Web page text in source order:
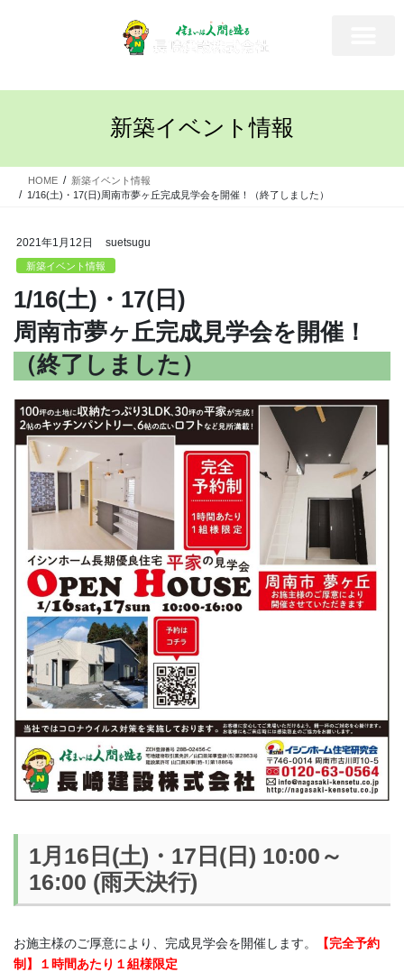
新築イベント情報
HOME
新築イベント情報
1/16(土)・17(日)周南市夢ヶ丘完成見学会を開催！（終了しました）
2021年1月12日 suetsugu
新築イベント情報
1/16(土)・17(日)
周南市夢ヶ丘完成見学会を開催！
（終了しました）
1月16日(土)・17日(日) 10:00～
16:00 (雨天決行)
お施主様のご厚意により、完成見学会を開催します。
【完全予約
制】１時間あたり１組様限定